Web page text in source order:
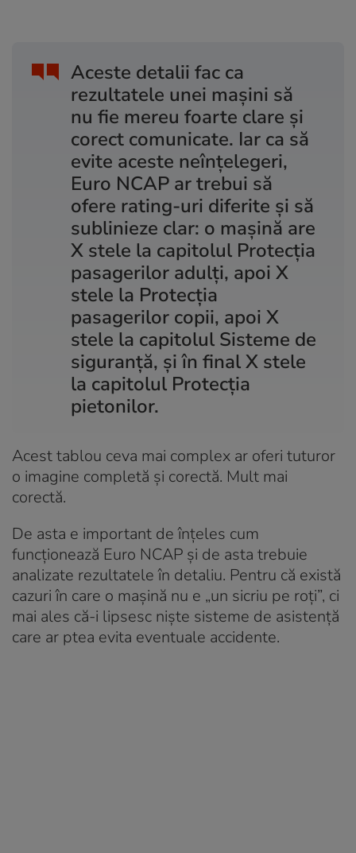
Aceste detalii fac ca
rezultatele unei mașini să
nu fie mereu foarte clare și
corect comunicate. Iar ca să
evite aceste neînțelegeri,
Euro NCAP ar trebui să
ofere rating-uri diferite și să
sublinieze clar: o mașină are
X stele la capitolul Protecția
pasagerilor adulți, apoi X
stele la Protecția
pasagerilor copii, apoi X
stele la capitolul Sisteme de
siguranță, și în final X stele
la capitolul Protecția
pietonilor.
Acest tablou ceva mai complex ar oferi tuturor
o imagine completă și corectă. Mult mai
corectă.
De asta e important de înțeles cum
funcționează Euro NCAP și de asta trebuie
analizate rezultatele în detaliu. Pentru că există
cazuri în care o mașină nu e „un sicriu pe roți”, ci
mai ales că-i lipsesc niște sisteme de asistență
care ar ptea evita eventuale accidente.